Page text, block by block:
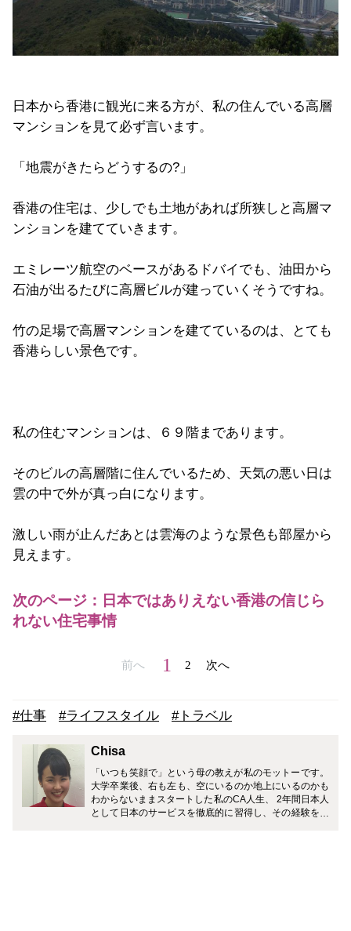
日本から香港に観光に来る方が、私の住んでいる高層
マンションを見て必ず言います。
「地震がきたらどうするの?」
香港の住宅は、少しでも土地があれば所狭しと高層マ
ンションを建てていきます。
エミレーツ航空のベースがあるドバイでも、油田から
石油が出るたびに高層ビルが建っていくそうですね。
竹の足場で高層マンションを建てているのは、とても
香港らしい景色です。
私の住むマンションは、６９階まであります。
そのビルの高層階に住んでいるため、天気の悪い日は
雲の中で外が真っ白になります。
激しい雨が止んだあとは雲海のような景色も部屋から
見えます。
次のページ：日本ではありえない香港の信じら
れない住宅事情
前へ 1 2 次へ
#仕事 #ライフスタイル #トラベル
Chisa
「いつも笑顔で」という母の教えが私のモットーです。
大学卒業後、右も左も、空にいるのか地上にいるのかも
わからないままスタートした私のCA人生、 2年間日本人
として日本のサービスを徹底的に習得し、その経験を活